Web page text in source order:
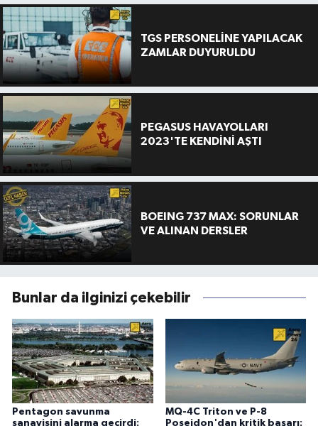
TGS PERSONELİNE YAPILACAK
ZAMLAR DUYURULDU
PEGASUS HAVAYOLLARI
2023'TE KENDİNİ AŞTI
BOEING 737 MAX: SORUNLAR
VE ALINAN DERSLER
Bunlar da ilginizi çekebilir
Pentagon savunma
sanayisini alarma geçirdi:
MQ-4C Triton ve P-8
Poseidon'dan kritik başarı: